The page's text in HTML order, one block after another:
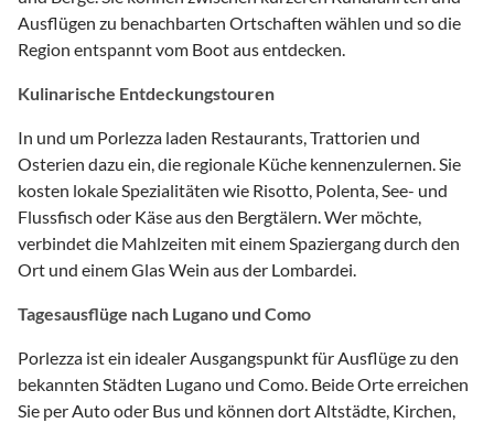
Ausflügen zu benachbarten Ortschaften wählen und so die
Region entspannt vom Boot aus entdecken.
Kulinarische Entdeckungstouren
In und um Porlezza laden Restaurants, Trattorien und
Osterien dazu ein, die regionale Küche kennenzulernen. Sie
kosten lokale Spezialitäten wie Risotto, Polenta, See- und
Flussfisch oder Käse aus den Bergtälern. Wer möchte,
verbindet die Mahlzeiten mit einem Spaziergang durch den
Ort und einem Glas Wein aus der Lombardei.
Tagesausflüge nach Lugano und Como
Porlezza ist ein idealer Ausgangspunkt für Ausflüge zu den
bekannten Städten Lugano und Como. Beide Orte erreichen
Sie per Auto oder Bus und können dort Altstädte, Kirchen,